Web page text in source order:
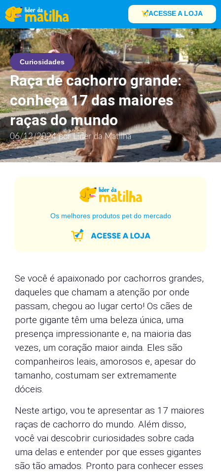
ACESSE A LOJA
Curiosidades
Raça de cachorro grande:
conheça 17 das maiores
raças do mundo
06/12/2024 porLíder da Matilha
Os melhores produtos pet do mercado
Se você é apaixonado por cachorros grandes,
daqueles que chamam a atenção por onde
passam, chegou ao lugar certo! Os cães de
porte gigante têm uma beleza única, uma
presença impressionante e, na maioria das
vezes, um coração maior ainda. Eles são
companheiros leais, amorosos e, apesar do
tamanho, costumam ser extremamente
dóceis.
Neste artigo, vou te apresentar as 17 maiores
raças de cachorro do mundo. Além disso,
você vai descobrir curiosidades sobre cada
uma delas e entender por que esses gigantes
são tão amados. Pronto para conhecer esses